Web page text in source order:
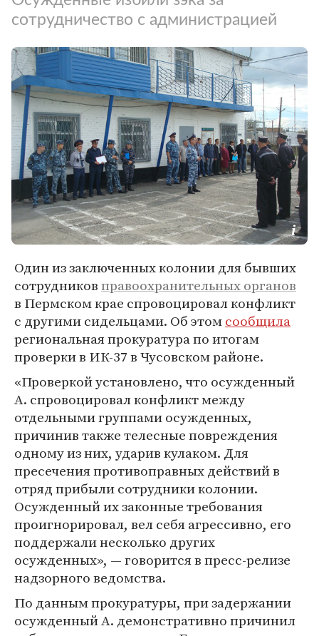
сотрудничество с администрацией
Один из заключенных колонии для бывших
сотрудниковправоохранительных органов
в Пермском крае спровоцировал конфликт
с другими сидельцами. Об этомсообщила
региональная прокуратура по итогам
проверки в ИК-37 в Чусовском районе.
«Проверкой установлено, что осужденный
А. спровоцировал конфликт между
отдельными группами осужденных,
причинив также телесные повреждения
одному из них, ударив кулаком. Для
пресечения противоправных действий в
отряд прибыли сотрудники колонии.
Осужденный их законные требования
проигнорировал, вел себя агрессивно, его
поддержали несколько других
осужденных», — говорится в пресс-релизе
надзорного ведомства.
По данным прокуратуры, при задержании
осужденный А. демонстративно причинил